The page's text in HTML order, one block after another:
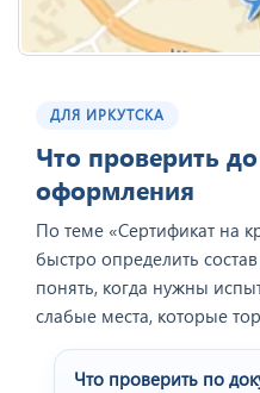
ДЛЯ ИРКУТСКА
Что проверить до
оформления
По теме «Сертификат на
быстро определить
понять, когда нужны
слабые места, которые
Что проверить по